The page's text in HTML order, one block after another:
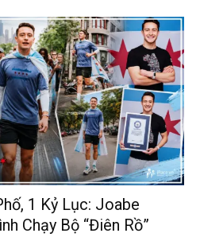
1 Kỷ Lục: Joabe
Chạy Bộ “điên Rồ”